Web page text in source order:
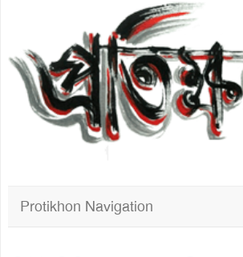
Protikhon Navigation